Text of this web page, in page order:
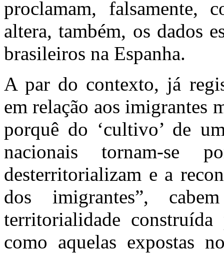
proclamam, falsamente,
altera, também, os dados
brasileiros na Espanha.
A par do contexto, já
em relação aos imigrantes
porquê do ‘cultivo’ de
nacionais tornam-se
desterritorializam e a
dos imigrantes”,
territorialidade
como aquelas expostas